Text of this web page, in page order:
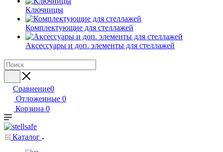
Ключницы
Комплектующие для стеллажей
Аксессуары и доп. элементы для стеллажей
Сравнение0
Отложенные 0
Корзина 0
Каталог